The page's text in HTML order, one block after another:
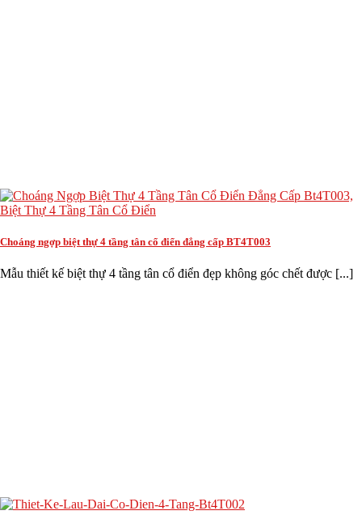
Choáng ngợp biệt thự 4 tầng tân cổ điển đẳng cấp BT4T003
Mẫu thiết kế biệt thự 4 tầng tân cổ điển đẹp không góc chết được [...]